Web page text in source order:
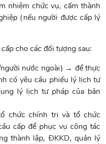
nhiệm chức vụ, cấm thành
(nếu người được cấp lý
cho các đối tượng sau:
nước ngoài) → để thực
có yêu cầu phiếu lý lịch tư
lý lịch tư pháp của bản
chức chính trị và tổ chức
cấp để phục vụ công tác
thành lập, ĐKKD, quản lý